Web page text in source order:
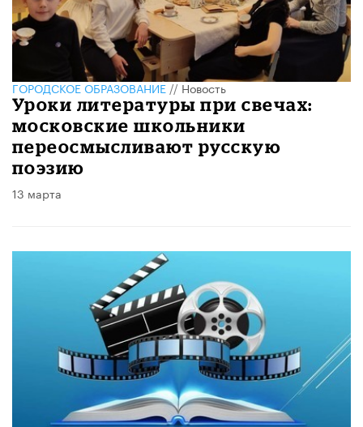
ГОРОДСКОЕ ОБРАЗОВАНИЕ//Новость
Уроки литературы при свечах:
московские школьники
переосмысливают русскую
поэзию
13 марта